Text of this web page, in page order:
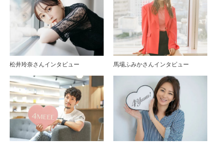
松井玲奈さんインタビュー 馬場ふみかさんインタビュー